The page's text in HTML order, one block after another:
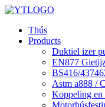
Thús
Products
Duktiel izer
EN877
BS416/
Astm a888 /
Koppeling en